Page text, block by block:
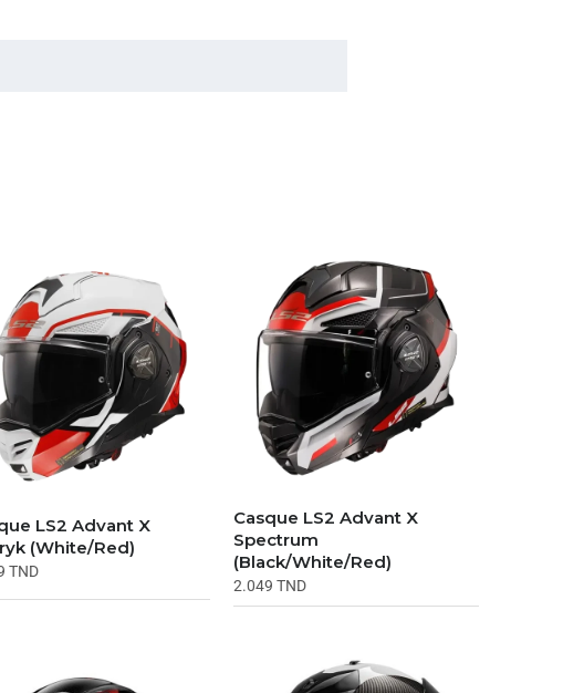
LS2 Advant X
(White/Red)
TND
Casque LS2 Advant X
Spectrum
(Black/White/Red)
2.049TND